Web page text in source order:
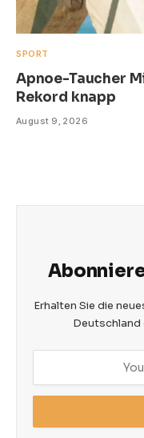
SPORT
Apnoe-Taucher
Rekord knapp
August 9, 2026
Erhalten Sie die
Deutschland